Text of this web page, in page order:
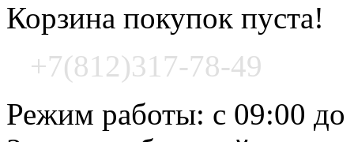
Корзина покупок пуста!
+7(812)317-78-49
Режим работы: с 09:00 до